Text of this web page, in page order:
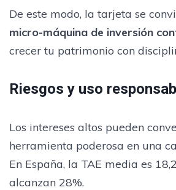
De este modo, la tarjeta se
micro-máquina de inversión
crecer tu patrimonio con
Riesgos y uso
Los intereses altos pueden
herramienta poderosa en una
En España, la TAE media es
alcanzan 28%.